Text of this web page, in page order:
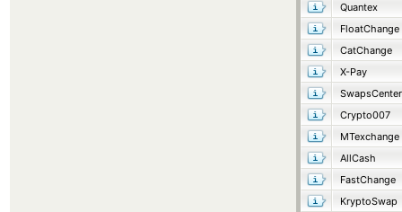
Quantex
FloatChange
CatChange
X-Pay
SwapsCenter
Crypto007
MTexchange
AllCash
FastChange
KryptoSwap